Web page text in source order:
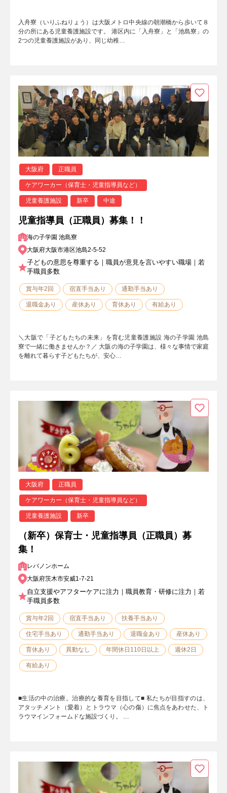
入舟寮（いりふねりょう）は大阪メトロ中央線の朝潮橋から歩いて８
分の所にある児童養護施設です。 港区内に「入舟寮」と「池島寮」の
2つの児童養護施設があり、同じ幼稚…
大阪府 正職員
ケアワーカー（保育士・児童指導員など）
児童養護施設 新卒 中途
児童指導員（正職員）募集！！
海の子学園 池島寮
大阪府大阪市港区池島2-5-52
子どもの意思を尊重する｜職員が意見を言いやすい職場｜若
手職員多数
賞与年2回 宿直手当あり 通勤手当あり
退職金あり 産休あり 育休あり 有給あり
＼大阪で「子どもたちの未来」を育む児童養護施設 海の子学園 池島
寮で一緒に働きませんか？／ 大阪の海の子学園は、様々な事情で家庭
を離れて暮らす子どもたちが、安心…
大阪府 正職員
ケアワーカー（保育士・児童指導員など）
児童養護施設 新卒
（新卒）保育士・児童指導員（正職員）募
集！
レバノンホーム
大阪府茨木市安威1-7-21
自立支援やアフターケアに注力｜職員教育・研修に注力｜若
手職員多数
賞与年2回 宿直手当あり 扶養手当あり
住宅手当あり 通勤手当あり 退職金あり 産休あり
育休あり 異動なし 年間休日110日以上 週休2日
有給あり
■生活の中の治療。治療的な養育を目指して■ 私たちが目指すのは、
アタッチメント（愛着）とトラウマ（心の傷）に焦点をあわせた、ト
ラウマインフォームドな施設づくり。 …